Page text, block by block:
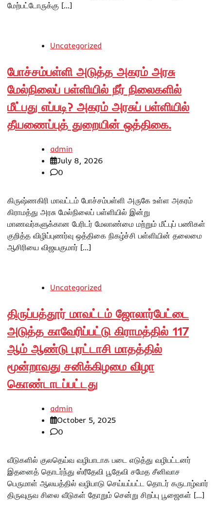
மேற்பட்டோருக்கு […]
Uncategorized
போச்சம்பள்ளி அடுத்த அகரம் அரசு
மேல்நிலைப் பள்ளியில் நீர் நிலைகளில்
மீட்பது எப்படி? அகரம் அரசுப் பள்ளியில்
தீயணைப்புத் துறையின் ஒத்திகை.
admin
July 8, 2026
0
கிருஷ்ணகிரி மாவட்டம் போச்சம்பள்ளி அருகே உள்ள அகரம்
கிராமத்து அரசு மேல்நிலைப் பள்ளியில் இன்று
மாணவர்களுக்கான பேரிடர் மேலாண்மை மற்றும் மீட்புப் பணிகள்
குறித்த விழிப்புணர்வு ஒத்திகை நிகழ்ச்சி பள்ளியின் தலைமை
ஆசிரியை விஜயகுமார் […]
Uncategorized
திருப்பத்தூர் மாவட்டம் ஜோலார்பேட்டை
அடுத்த காவேரிப்பட்டு கிராமத்தில் 117
ஆம் ஆண்டு புரட்டாசி மாதத்தில்
மூன்றாவது சனிக்கிழமை விழா
கொண்டாடப்பட்டது
admin
October 5, 2025
0
வீடுகளில் குலதெய்வ வழிபாடாக படை எடுத்து வழிபட்டனர்
இதனைத் தொடர்ந்து ஸ்ரீதேவி பூதேவி சமேத சீனிவாச
பெருமாள் ஆலயத்தில் வழிபாடு செய்யப்பட்ட தொடர் கருடாழ்வார்
திருவுருவ சிலை வீடுகள் தோறும் சென்று சிறப்பு பூஜைகள் […]